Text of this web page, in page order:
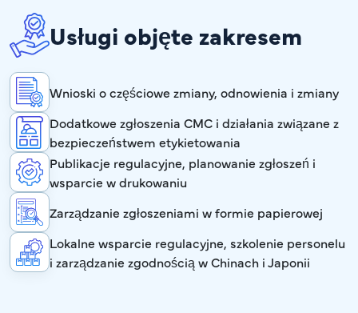
Usługi objęte zakresem
Wnioski o częściowe zmiany, odnowienia i zmiany
Dodatkowe zgłoszenia CMC i działania związane z
bezpieczeństwem etykietowania
Publikacje regulacyjne, planowanie zgłoszeń i
wsparcie w drukowaniu
Zarządzanie zgłoszeniami w formie papierowej
Lokalne wsparcie regulacyjne, szkolenie personelu
i zarządzanie zgodnością w Chinach i Japonii